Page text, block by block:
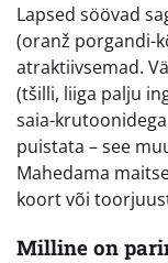
Lapsed söövad
(oranž porgandi-
atraktiivsemad.
(tšilli, liiga palju
saia-
puistata – see
Mahedama
koort või
Milline on